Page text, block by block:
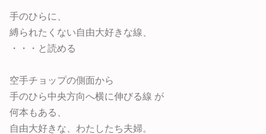
手のひらに、
縛られたくない自由大好きな線、
・・・と読める
空手チョップの側面から
手のひら中央方向へ横に伸びる線 が
何本もある、
自由大好きな、わたしたち夫婦。